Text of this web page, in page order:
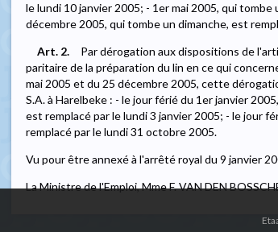
le lundi 10 janvier 2005; - 1er mai 2005, qui
décembre 2005, qui tombe un dimanche, est
Art. 2.
Par dérogation aux dispositions de
paritaire de la préparation du lin en ce qui
mai 2005 et du 25 décembre 2005, cette
S.A. à Harelbeke : - le jour férié du 1er janvier
est remplacé par le lundi 3 janvier 2005; - le jour
remplacé par le lundi 31 octobre 2005.
Vu pour être annexé à l'arrêté royal du 9 janvier
La Ministre de l'Emploi, Mme F. VAN DEN